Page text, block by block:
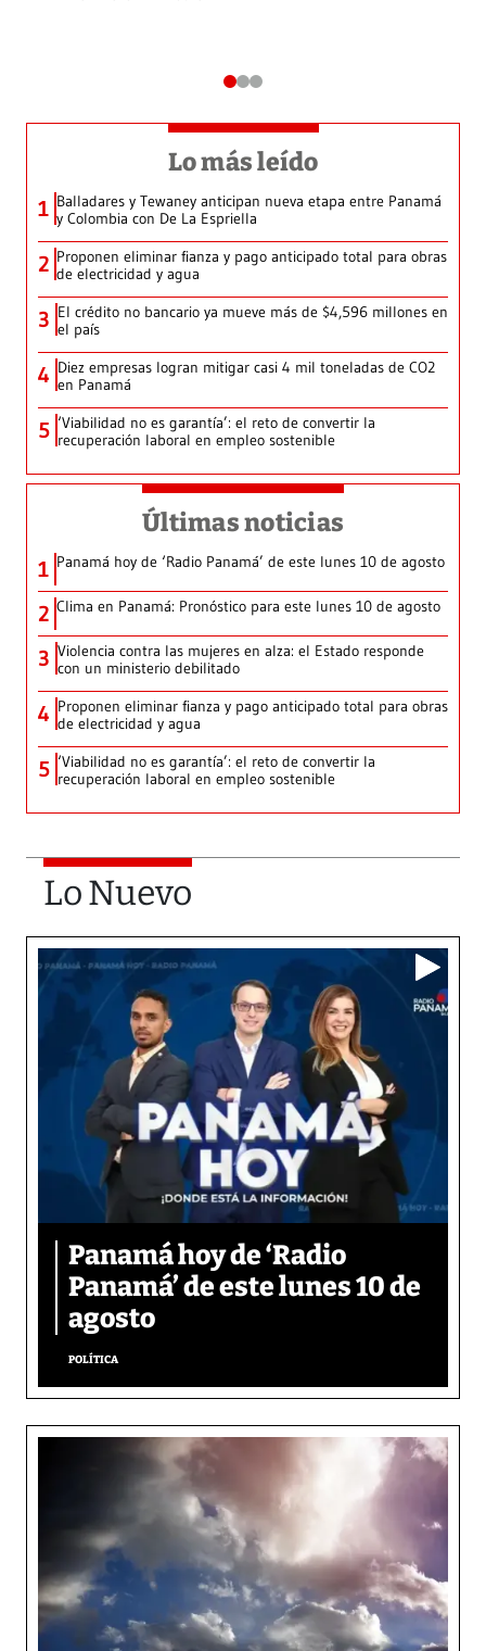
Lo más leído
1 Balladares y Tewaney anticipan nueva etapa entre Panamá
y Colombia con De La Espriella
2 Proponen eliminar fianza y pago anticipado total para obras
de electricidad y agua
3 El crédito no bancario ya mueve más de $4,596 millones en
el país
4 Diez empresas logran mitigar casi 4 mil toneladas de CO2
en Panamá
5 ‘Viabilidad no es garantía’: el reto de convertir la
recuperación laboral en empleo sostenible
Últimas noticias
1 Panamá hoy de ‘Radio Panamá’ de este lunes 10 de agosto
2 Clima en Panamá: Pronóstico para este lunes 10 de agosto
3 Violencia contra las mujeres en alza: el Estado responde
con un ministerio debilitado
4 Proponen eliminar fianza y pago anticipado total para obras
de electricidad y agua
5 ‘Viabilidad no es garantía’: el reto de convertir la
recuperación laboral en empleo sostenible
Lo Nuevo
Panamá hoy de ‘Radio
Panamá’ de este lunes 10 de
agosto
POLÍTICA